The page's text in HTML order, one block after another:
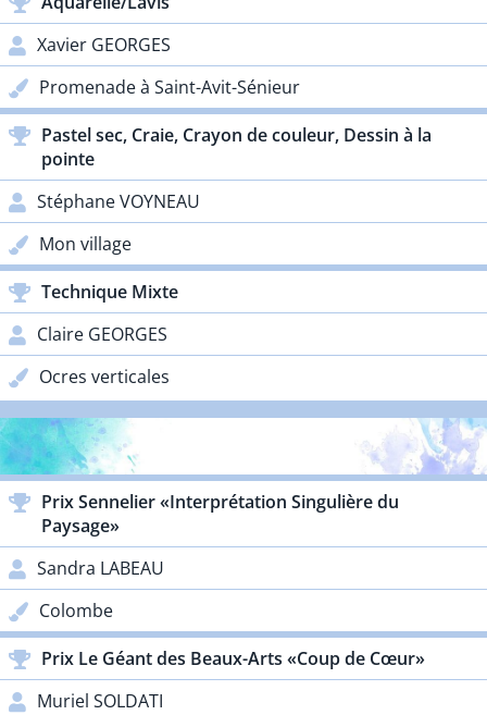
Xavier GEORGES
Promenade à Saint-Avit-Sénieur
Pastel sec, Craie, Crayon de couleur, Dessin à la
pointe
Stéphane VOYNEAU
Mon village
Technique Mixte
Claire GEORGES
Ocres verticales
Prix Sennelier «Interprétation Singulière du
Paysage»
Sandra LABEAU
Colombe
Prix Le Géant des Beaux-Arts «Coup de Cœur»
Muriel SOLDATI